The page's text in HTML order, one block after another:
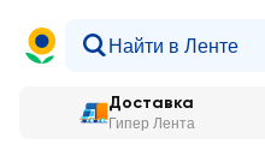
Доставка
Гипер Лента